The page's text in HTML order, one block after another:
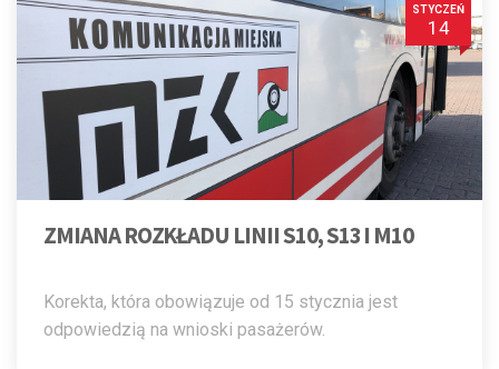
STYCZEŃ
14
ZMIANA ROZKŁADU LINII S10, S13 I M10
Korekta, która obowiązuje od 15 stycznia jest
odpowiedzią na wnioski pasażerów.